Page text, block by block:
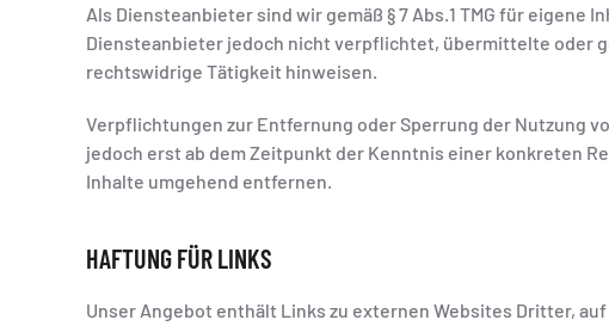
Als Diensteanbieter sind wir gemäß § 7 Abs.1 TMG für eigene
Diensteanbieter jedoch nicht verpflichtet, übermittelte oder
rechtswidrige Tätigkeit hinweisen.
Verpflichtungen zur Entfernung oder Sperrung der Nutzung
jedoch erst ab dem Zeitpunkt der Kenntnis einer konkreten
Inhalte umgehend entfernen.
HAFTUNG FÜR LINKS
Unser Angebot enthält Links zu externen Websites Dritter,